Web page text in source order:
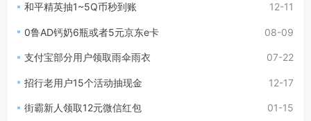
12-11
和平精英抽1~5Q币秒到账
08-09
0鲁AD钙奶6瓶或者5元京东e卡
07-22
支付宝部分用户领取雨伞雨衣
12-17
招行老用户15个活动抽现金
01-15
街霸新人领取12元微信红包